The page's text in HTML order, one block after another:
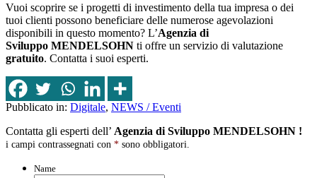
Vuoi scoprire se i progetti di investimento della tua impresa o dei
tuoi clienti possono beneficiare delle numerose agevolazioni
disponibili in questo momento? L’Agenzia di
Sviluppo MENDELSOHN ti offre un servizio di valutazione
gratuito. Contatta i suoi esperti.
Pubblicato in: Digitale, NEWS / Eventi
Contatta gli esperti dell’ Agenzia di Sviluppo MENDELSOHN !
i campi contrassegnati con * sono obbligatori.
Name